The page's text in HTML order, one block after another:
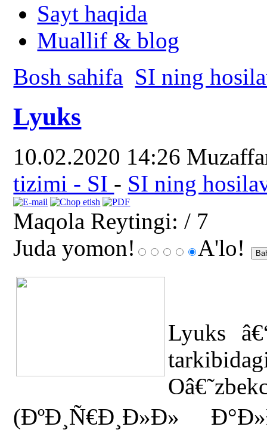
Sayt haqida
Muallif & blog
Bosh sahifa SI ning
Lyuks
10.02.2020 14:26
tizimi - SI - SI ning
Maqola Reytingi: / 7
Juda yomon!
A'lo!
Lyuks
(ÐºÐ¸Ñ€Ð¸Ð»Ð»